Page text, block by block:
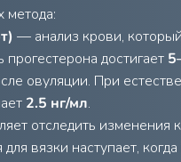
метода:
— анализ крови,
достигает
овуляции. При
2.5 нг/мл.
отследить изменения
вязки наступает,